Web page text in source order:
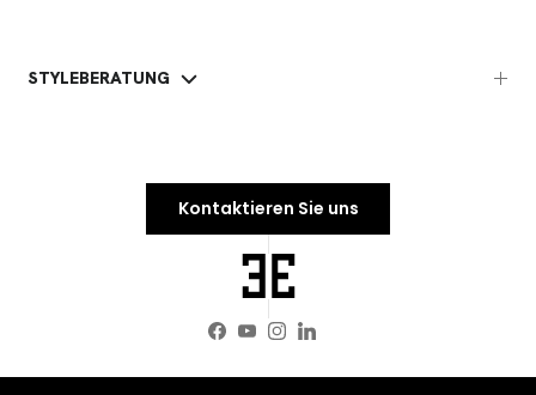
STYLEBERATUNG
Kontaktieren Sie uns
Facebook
YouTube
Instagram
LinkedIn